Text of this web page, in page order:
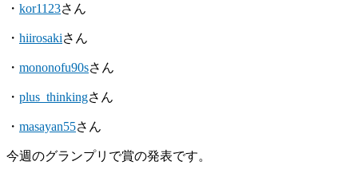
・ kor1123さん
・ hiirosakiさん
・ mononofu90sさん
・ plus_thinkingさん
・ masayan55さん
今週のグランプリで賞の発表です。